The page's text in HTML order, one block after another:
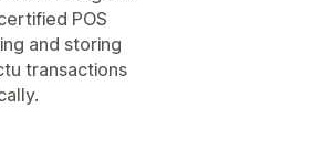
POS
and storing
transactions